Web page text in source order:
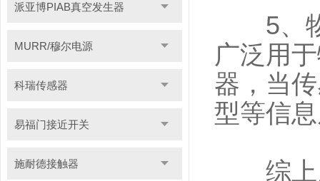
派亚博PIAB真空发生器
MURR/穆尔电源
科瑞传感器
易福门接近开关
施耐德接触器
5、物
广泛用
器，当
型等信
综上所